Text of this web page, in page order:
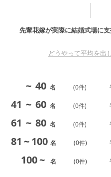
先輩花嫁が実際に結婚式場に
どうやって平均を出
~ 40 名 (0件)
41 ~ 60 名 (0件)
61 ~ 80 名 (0件)
81 ~ 100 名 (0件)
100~ 名 (0件)